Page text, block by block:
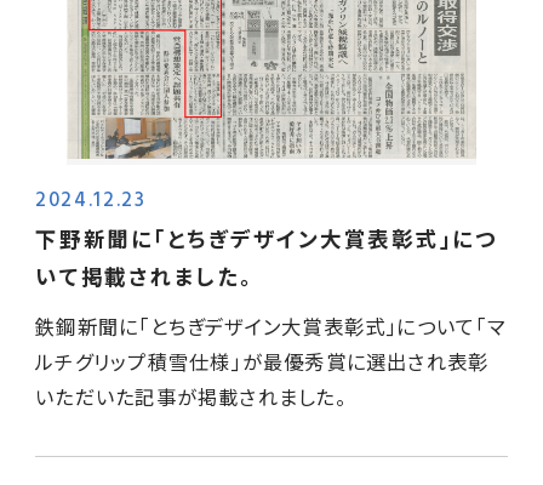
2024.12.23
下野新聞に｢とちぎデザイン大賞表彰式｣につ
いて掲載されました。
鉄鋼新聞に｢とちぎデザイン大賞表彰式｣について｢マ
ルチグリップ積雪仕様｣が最優秀賞に選出され表彰
いただいた記事が掲載されました。